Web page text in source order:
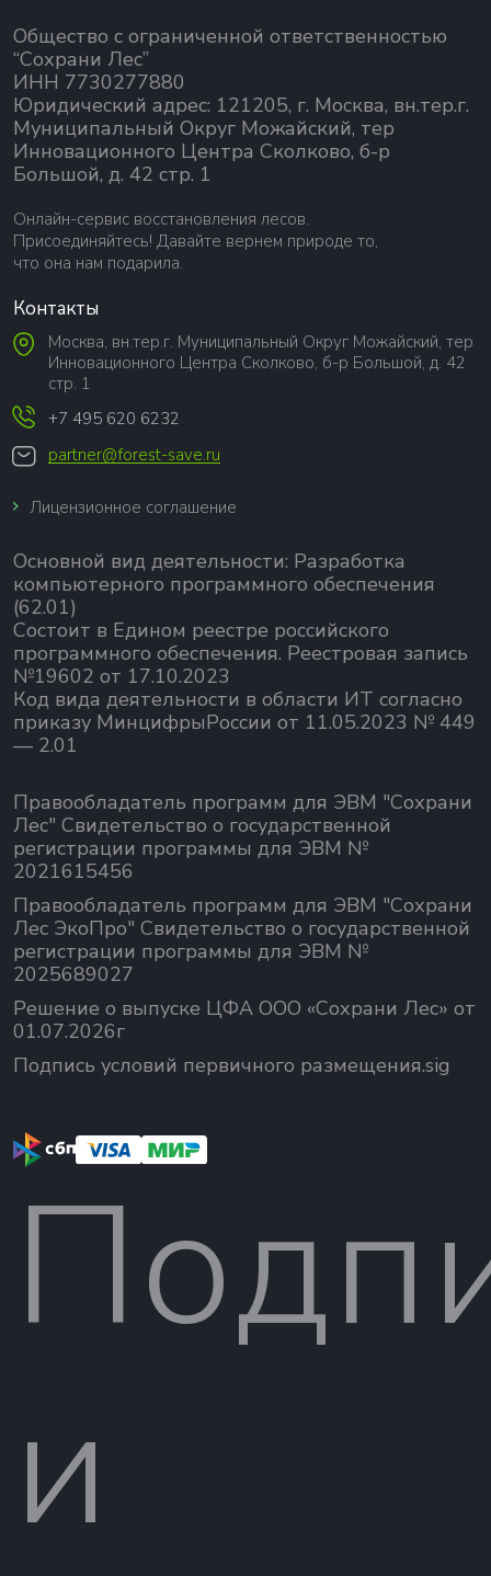
Общество с ограниченной ответственностью
“Сохрани Лес”
ИНН 7730277880
Юридический адрес: 121205, г. Москва, вн.тер.г.
Муниципальный Округ Можайский, тер
Инновационного Центра Сколково, б-р
Большой, д. 42 стр. 1
Онлайн-сервис восстановления лесов.
Присоединяйтесь! Давайте вернем природе то,
что она нам подарила.
Контакты
Москва, вн.тер.г. Муниципальный Округ Можайский, тер
Инновационного Центра Сколково, б-р Большой, д. 42
стр. 1
+7 495 620 6232
partner@forest-save.ru
Лицензионное соглашение
Основной вид деятельности: Разработка
компьютерного программного обеспечения
(62.01)
Состоит в Едином реестре российского
программного обеспечения. Реестровая запись
№19602 от 17.10.2023
Код вида деятельности в области ИТ согласно
приказу МинцифрыРоссии от 11.05.2023 № 449
— 2.01
Правообладатель программ для ЭВМ "Сохрани
Лес" Свидетельство о государственной
регистрации программы для ЭВМ №
2021615456
Правообладатель программ для ЭВМ "Сохрани
Лес ЭкоПро" Свидетельство о государственной
регистрации программы для ЭВМ №
2025689027
Решение о выпуске ЦФА ООО «Сохрани Лес» от
01.07.2026г
Подпись условий первичного размещения.sig
и